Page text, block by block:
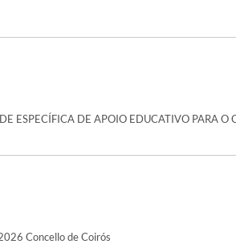
ESPECÍFICA DE APOIO EDUCATIVO PARA O
Concello de Coirós